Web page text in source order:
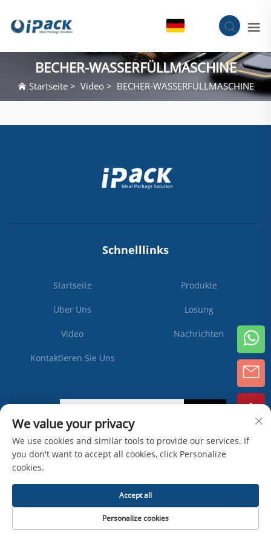
BECHER-WASSERFÜLLMASCHINE
Startseite> Video> BECHER-WASSERFÜLLMASCHINE
Schnelllinks
Startseite Produkte
Über Uns Lösung
Video Nachrichten
Kontaktieren Sie Uns
Copyright © Zhangjiagang Ipack Machine Co., Ltd -
We value your privacy
We use cookies and similar tools to provide our services. If
you don't want to accept all cookies, click Personalize
cookies.
Personalize cookies
Accept all